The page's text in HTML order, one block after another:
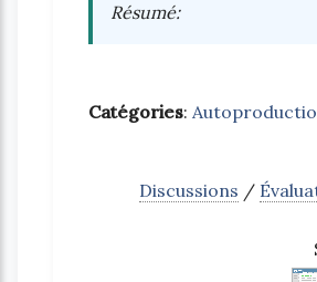
Résumé:
Catégories:
Discussions /